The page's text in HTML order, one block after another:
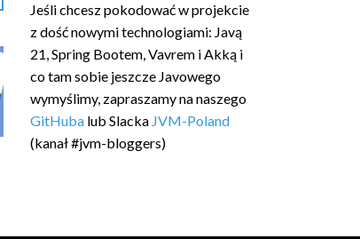
Jeśli chcesz pokodować w projekcie
z dość nowymi technologiami: Javą
21, Spring Bootem, Vavrem i Akką i
co tam sobie jeszcze Javowego
wymyślimy, zapraszamy na naszego
GitHuba lub Slacka JVM-Poland
(kanał #jvm-bloggers)